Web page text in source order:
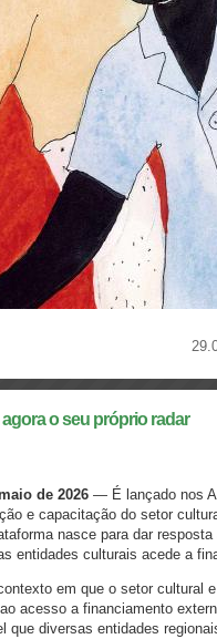
o seu próprio radar
de 2026 — É lançado nos
e capacitação do setor
nasce para dar
entidades culturais acede a
em que o setor cultural
acesso a financiamento
que diversas entidades